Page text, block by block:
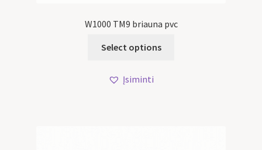
W1000 TM9 briauna pvc
Select options
Įsiminti